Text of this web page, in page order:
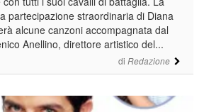
di Redazione
partecipazione straordinaria di Diana
alcune canzoni accompagnata dal
Anellino, direttore artistico del...